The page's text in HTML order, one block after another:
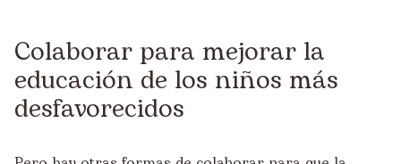
Colaborar para mejorar la
educación de los niños más
desfavorecidos